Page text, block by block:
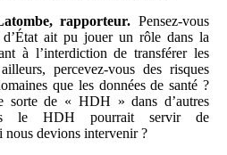
rapporteur.Pensez-vous
ait pu jouer un rôle dans la
à l’interdiction de transférer les
percevez-vous des risques
que les données de santé ?
sorte de « HDH » dans d’autres
le HDH pourrait servir de
nous devions intervenir ?